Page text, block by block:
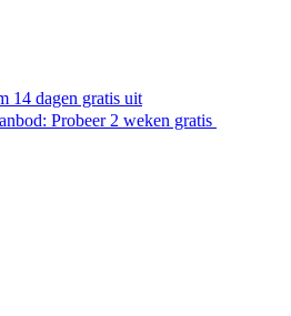
14 dagen gratis uit
Probeer 2 weken gratis